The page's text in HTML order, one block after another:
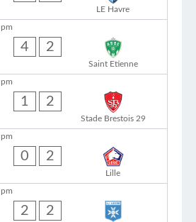
LE Havre
4 2
Saint Etienne
1 2
Stade Brestois 29
0 2
Lille
2 2